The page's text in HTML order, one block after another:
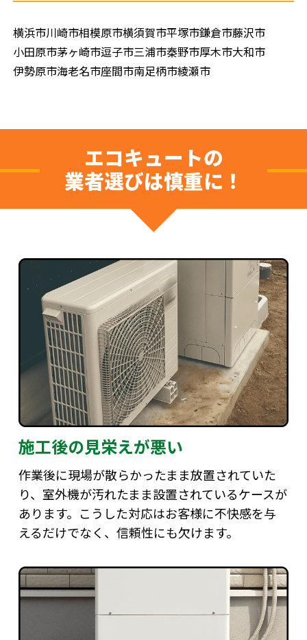
横浜市川崎市相模原市横須賀市平塚市鎌倉市藤沢市
小田原市茅ヶ崎市逗子市三浦市秦野市厚木市大和市
伊勢原市海老名市座間市南足柄市綾瀬市
エコキュートの
業者選びは慎重に！
施工後の見栄えが悪い
作業後に現場が散らかったまま放置されていた
り、室外機が汚れたまま設置されているケースが
あります。こうした対応はお客様に不快感を与
えるだけでなく、信頼性にも欠けます。